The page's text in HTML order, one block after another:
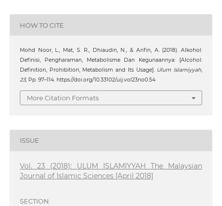
HOW TO CITE
Mohd Noor, L., Mat, S. R., Dhiaudin, N., & Arifin, A. (2018). Alkohol:
Definisi, Pengharaman, Metabolisme Dan Kegunaannya: [Alcohol:
Definition, Prohibition, Metabolism and Its Usage]. Ulum Islamiyyah,
23, Pp. 97–114. https://doi.org/10.33102/uij.vol23no0.54
More Citation Formats
ISSUE
Vol. 23 (2018): ULUM ISLAMIYYAH The Malaysian
Journal of Islamic Sciences [April 2018]
SECTION